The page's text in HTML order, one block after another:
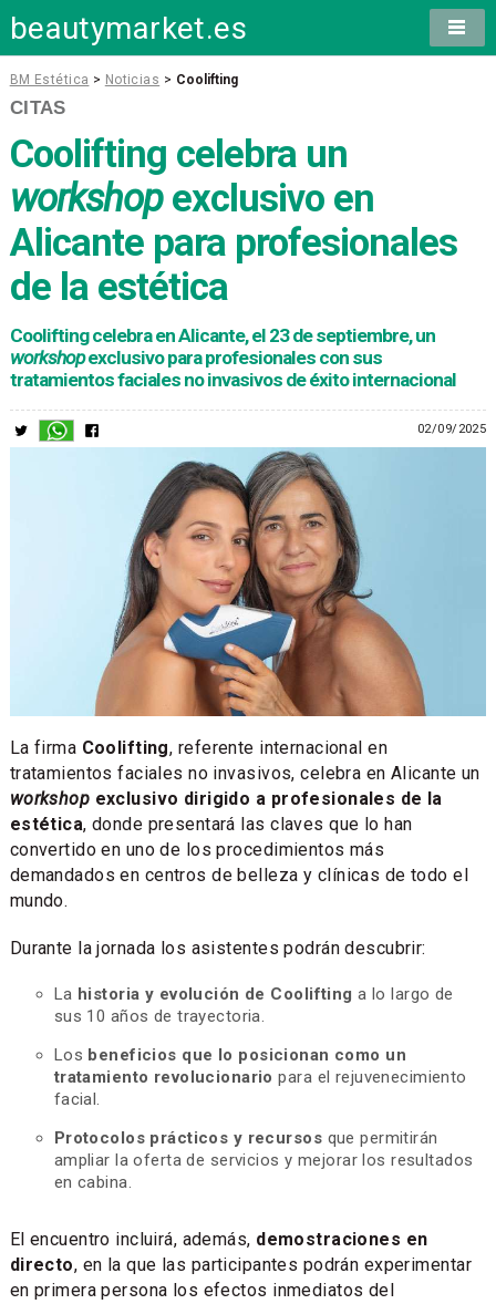
beautymarket.es
BM Estética > Noticias > Coolifting
CITAS
Coolifting celebra un
workshopexclusivo en
Alicante para profesionales
de la estética
Coolifting celebra en Alicante, el 23 de septiembre, un
workshopexclusivo para profesionales con sus
tratamientos faciales no invasivos de éxito internacional
02/09/2025
La firma Coolifting, referente internacional en
tratamientos faciales no invasivos, celebra en Alicante un
workshop exclusivo dirigido a profesionales de la
estética, donde presentará las claves que lo han
convertido en uno de los procedimientos más
demandados en centros de belleza y clínicas de todo el
mundo.
Durante la jornada los asistentes podrán descubrir:
La historia y evolución de Coolifting a lo largo de
sus 10 años de trayectoria.
Los beneficios que lo posicionan como un
tratamiento revolucionariopara el rejuvenecimiento
facial.
Protocolos prácticos y recursos que permitirán
ampliar la oferta de servicios y mejorar los resultados
en cabina.
El encuentro incluirá, además, demostraciones en
directo, en la que las participantes podrán experimentar
en primera persona los efectos inmediatos del